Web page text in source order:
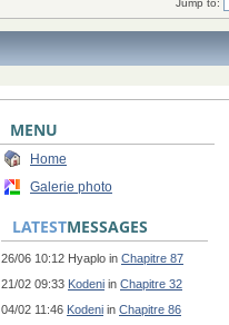
Jump to:
MENU
Home
Galerie photo
LATESTMESSAGES
26/06 10:12 Hyaplo in Chapitre 87
21/02 09:33 Kodeni in Chapitre 32
04/02 11:46 Kodeni in Chapitre 86